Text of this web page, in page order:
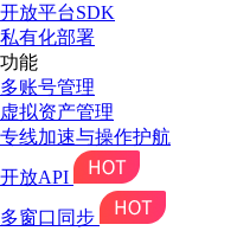
开放平台SDK
私有化部署
功能
多账号管理
虚拟资产管理
专线加速与操作护航
开放API
多窗口同步